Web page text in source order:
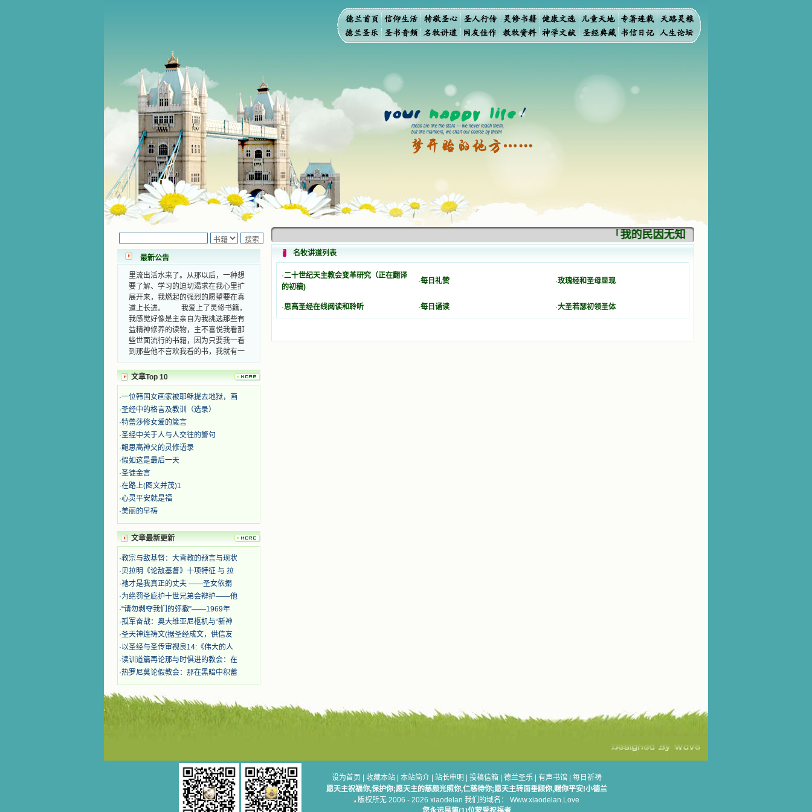
最新公告
小德兰爱心书屋最新公告 有一天，我
梦中，我看到一本打开的用石头做的
书，我用舌头去舔它，觉得有一种甜
味，我就更用力去舔，最后从这本书
里流出活水来了。从那以后，一种想
要了解、学习的迫切渴求在我心里扩
展开来，我燃起的强烈的愿望要在真
道上长进。 我爱上了灵修书籍，
我感觉好像是主亲自为我挑选那些有
益精神修养的读物，主不喜悦我看那
些世面流行的书籍，因为只要我一看
到那些他不喜欢我看的书，我就有一
地防护着我，从那以后我从未读过一
本不良的书籍。 善良的书使人向
善，这些圣人的作品，渐渐地印在了
我的脑子里。读这些圣书时，我思潮
汹涌起伏，欣喜不能自已。书中谈到
这些圣人们如何在与主的交往中得到
灵命的更新，德行的馨香如何上达天
庭。啊，在这世上曾住过那么多热心
的圣人，为了传播福音，他们告别亲
人，舍下了他们手中的一切，轻快地
踏上了异国他乡，到没有人知道真神
的世界里去。啊，若不是主的引领，
我可能到死还不认识他们呢！ 我
的心灵从主给我的这些圣人的言行中
选取了最美的色彩；当他们的一生在
我面前展开时，我是多么的惊奇、兴
奋啊！当我读到他们为主而受人逼
迫、凌辱，为将福音广传而被人追杀
时，我为他们的在天之灵祈祷，我哭
着，为自已的同胞带给他们的苦难而
哀号。我一遍遍地重读那一行行被我
的斑斑泪痕弄得模糊不清的字句，那
些被主的爱火所燃烧而离开家乡来到
中国的传教士，我多么爱你们啊！我
心中流淌着多少感激的泪水。 他
们受苦却觉得喜乐，因为他们爱主，
他们感到能为主受一点苦是多么喜乐
的事。他们受苦时仍在唱着感谢的
歌，因他们无法不称颂主，因主使他
们的心灵洋溢了快乐；他们激发了我
内心神圣的热情，在我的心灵深处燃
烧起一股无法扑灭的火焰，他们那强
有力的言行激励我向前。 我一面
望着书上的圣像沉思默想。啊，当我
想到我有一天还要见到他们，亲耳聆
听他们的教诲，伴随在他们的身边，
和他们一起赞颂吾主，想到那使我欣
喜欢乐的甜蜜的相会，这世界对于我
文章Top 10
·一位韩国女画家被耶稣提去地狱，画
·圣经中的格言及教训（选录）
·特蕾莎修女爱的箴言
·圣经中关于人与人交往的警句
·鲍思高神父的灵修语录
·假如这是最后一天
·圣徒金言
·在路上(图文并茂)1
·心灵平安就是福
·美丽的早祷
文章最新更新
·教宗与敌基督：大背教的预言与现状
·贝拉明《论敌基督》十项特征 与 拉
·祂才是我真正的丈夫 ——圣女依搦
·为绝罚圣庇护十世兄弟会辩护——他
·“请勿剥夺我们的弥撒”——1969年
·孤军奋战：奥大维亚尼枢机与“新神
·圣天神连祷文(据圣经成文，供信友
·以圣经与圣传审视良14:《伟大的人
·读训道篇再论那与时俱进的教会：在
·热罗尼莫论假教会：那在黑暗中积蓄
「我的民因无知识而灭亡。你弃掉知识，
名牧讲道列表
·二十世纪天主教会变革研究（正在翻译
的初稿)
·每日礼赞 ·玫瑰经和圣母显现
·思高圣经在线阅读和聆听 ·每日诵读 ·大圣若瑟初领圣体
设为首页 收藏本站 本站简介 站长申明 投稿信箱 德兰圣乐 有声书馆
每日祈祷
愿天主祝福你,保护你;愿天主的慈颜光照你,仁慈待你;愿天主转面垂顾你,赐你平安!小德兰
版权所无 2006 - 2026 xiaodelan 我们的域名： Www.xiaodelan.Love